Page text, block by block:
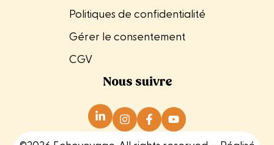
Politiques de confidentialité
Gérer le consentement
CGV
Nous suivre